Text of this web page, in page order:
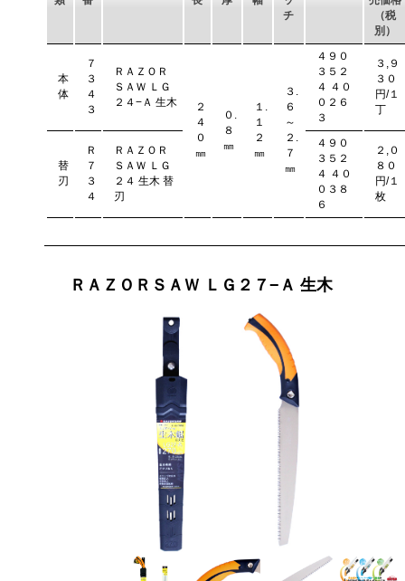
チ
（税
別）
本
体
７
３
４
３
ＲＡＺＯＲ
ＳＡＷ ＬＧ
２４−Ａ 生木
２
４
０
㎜
０.
８
㎜
１.
１
２
㎜
３.
６
～
２.
７
㎜
４９０
３５２
４ ４０
０２６
３
３,９
３０
円/１
丁
替
刃
Ｒ
７
３
４
ＲＡＺＯＲ
ＳＡＷ ＬＧ
２４ 生木 替
刃
４９０
３５２
４ ４０
０３８
６
２,０
８０
円/１
枚
ＲＡＺＯＲＳＡＷ ＬＧ２７−Ａ 生木